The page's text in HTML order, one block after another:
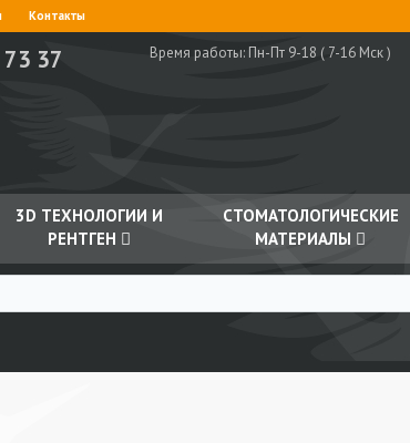
Контакты
37 Время работы:Пн-Пт 9-18 ( 7-16 Мск )
3D ТЕХНОЛОГИИ И
РЕНТГЕН
СТОМАТОЛОГИЧЕСКИЕ
МАТЕРИАЛЫ